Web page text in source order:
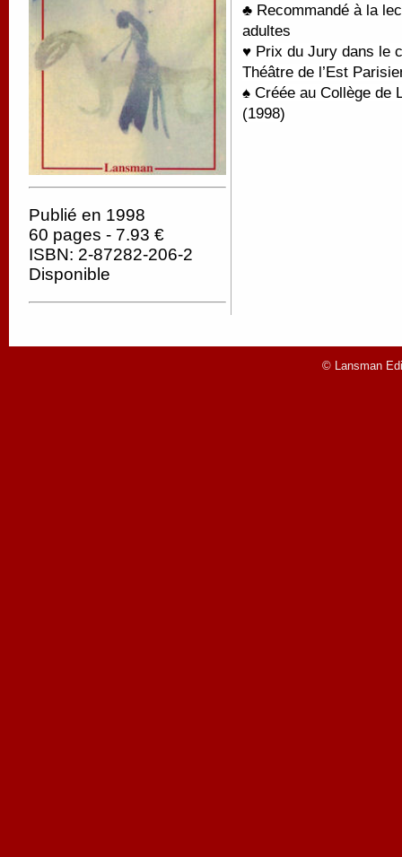
Publié en 1998
60 pages - 7.93 €
ISBN: 2-87282-206-2
Disponible
♣ Recommandé à la
adultes
♥ Prix du Jury dans le
Théâtre de l’Est
♠ Créée au Collège de
(1998)
© Lansman